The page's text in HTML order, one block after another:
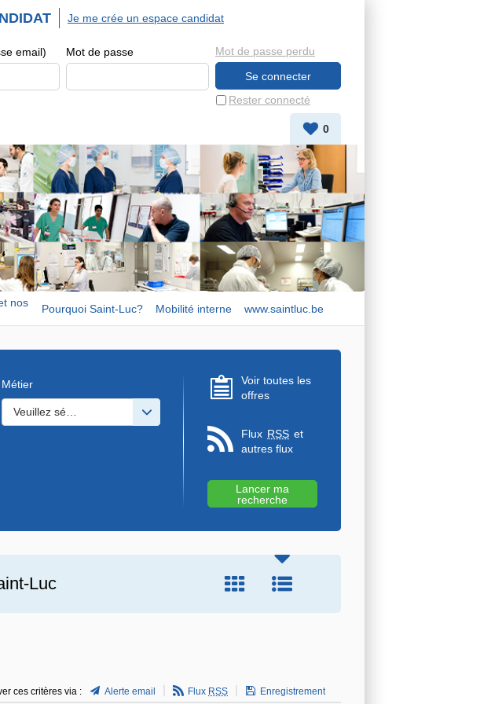
email) Mot de passe
Rester connecté
Mot de passe perdu
Je me crée un espace candidat
0
nos
Pourquoi Saint-Luc? Mobilité interne www.saintluc.be
Métier
Veuillez sélectionner une ou des valeurs
Voir toutes les
offres
Flux RSS et
autres flux
Luc
ces critères via : Alerte email Flux RSS Enregistrement